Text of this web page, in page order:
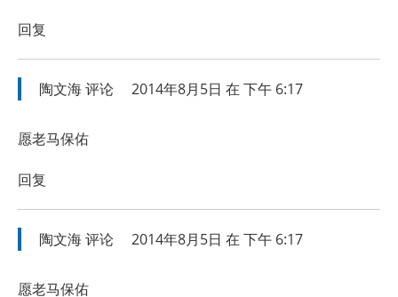
回复
陶文海评论 2014年8月5日 在 下午 6:17
愿老马保佑
回复
陶文海评论 2014年8月5日 在 下午 6:17
愿老马保佑